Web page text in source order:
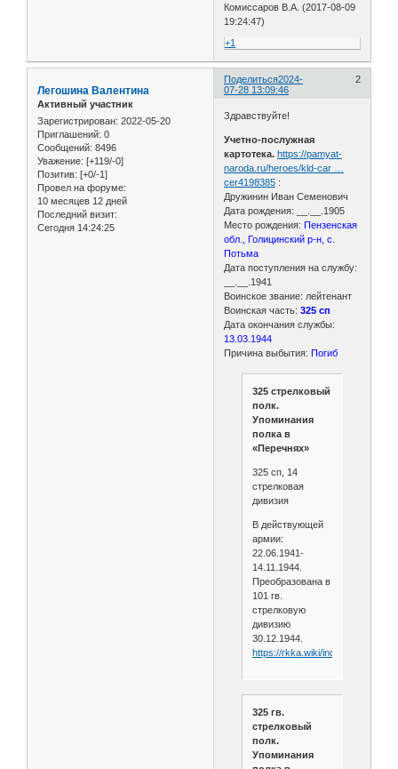
Комиссаров В.А. (2017-08-09
19:24:47)
+1
Поделиться 2
2024-
07-28 13:09:46
Легошина Валентина
Активный участник
Зарегистрирован: 2022-05-20
Приглашений: 0
Сообщений: 8496
Уважение: [+119/-0]
Позитив: [+0/-1]
Провел на форуме:
10 месяцев 12 дней
Последний визит:
Сегодня 14:24:25
Здравствуйте!
Учетно-послужная
картотека. https://pamyat-
naroda.ru/heroes/kld-car …
cer4198385 :
Дружинин Иван Семенович
Дата рождения: __.__.1905
Место рождения:Пензенская
обл., Голицинский р-н, с.
Потьма
Дата поступления на службу:
__.__.1941
Воинское звание: лейтенант
Воинская часть: 325 сп
Дата окончания службы:
13.03.1944
Причина выбытия:Погиб
325 стрелковый
полк.
Упоминания
полка в
«Перечнях»
325 сп, 14
стрелковая
дивизия
В действующей
армии:
22.06.1941-
14.11.1944.
Преобразована в
101 гв.
стрелковую
дивизию
30.12.1944.
https://rkka.wiki/index.php/
325 гв.
стрелковый
полк.
Упоминания